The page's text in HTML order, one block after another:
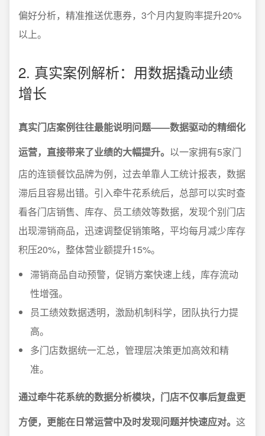
偏好分析，精准推送优惠券，3个月内复购率提升20%
以上。
2. 真实案例解析：用数据撬动业绩
增长
真实门店案例往往最能说明问题——数据驱动的精细化
运营，直接带来了业绩的大幅提升。 以一家拥有5家门
店的连锁餐饮品牌为例，过去单靠人工统计报表，数据
滞后且容易出错。引入牵牛花系统后，总部可以实时查
看各门店销售、库存、员工绩效等数据，发现个别门店
出现滞销商品，迅速调整促销策略，平均每月减少库存
积压20%，整体营业额提升15%。
滞销商品自动预警，促销方案快速上线，库存流动
性增强。
员工绩效数据透明，激励机制科学，团队执行力提
高。
多门店数据统一汇总，管理层决策更加高效和精
准。
通过牵牛花系统的数据分析模块，门店不仅事后复盘更
方便，更能在日常运营中及时发现问题并快速应对。 这